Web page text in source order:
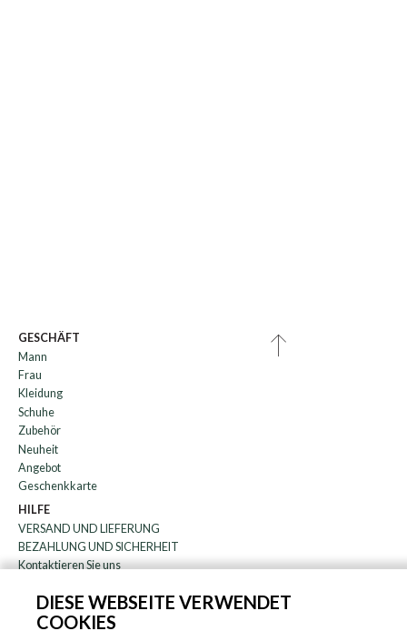
DIESE WEBSEITE VERWENDET
COOKIES
GESCHÄFT
Mann
Frau
Kleidung
Schuhe
Zubehör
Neuheit
Angebot
Geschenkkarte
HILFE
VERSAND UND LIEFERUNG
BEZAHLUNG UND SICHERHEIT
Kontaktieren Sie uns
DAS UNTERNEHMEN